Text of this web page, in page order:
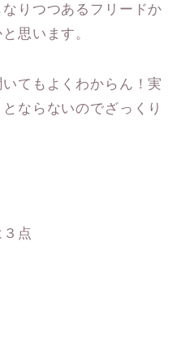
りつつあるフリードか
思います。
てもよくわからん！実
ならないのでざっくり
点